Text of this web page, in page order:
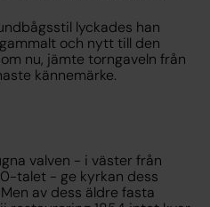
lyckades han
och nytt till den
nu, jämte torngaveln från
kännemärke.
valven - i väster från
talet - ge kyrkan dess
av dess äldre fasta